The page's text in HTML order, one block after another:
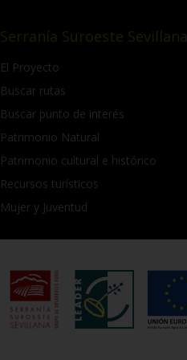
Serranía Suroeste Sevillana
El Proyecto
Buscar rutas
Buscar punto de interés
Patrimonio Natural
Patrimonio cultural e histórico
Recursos turísticos
Mujer y Juventud